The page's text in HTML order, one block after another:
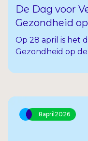
De Dag voor
Gezondheid
Op 28 april is het
Gezondheid op
werken. Want
klachten naar
8april2026